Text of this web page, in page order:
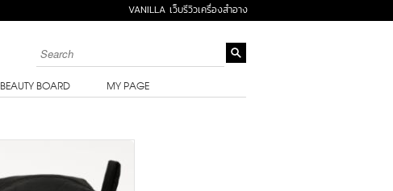
VANILLA เว็บรีวิวเครื่องสำอาง
BEAUTY BOARD MY PAGE